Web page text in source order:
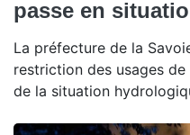
passe en
La préfecture de la
restriction des usages de
de la situation